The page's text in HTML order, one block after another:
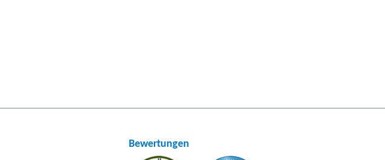
Bewertungen